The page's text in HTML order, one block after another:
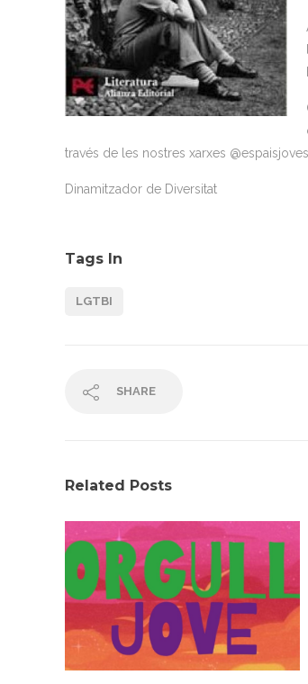
través de les nostres xarxes
Dinamitzador de Diversitat
Tags In
LGTBI
SHARE
Related Posts